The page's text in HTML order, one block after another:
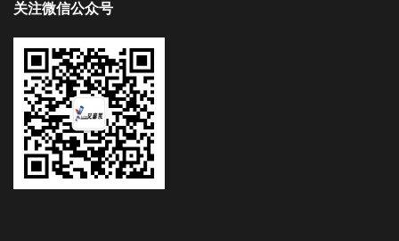
关注微信公众号